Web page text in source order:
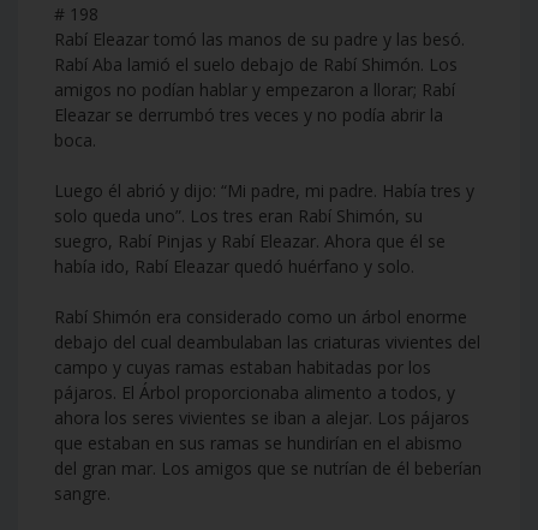
# 198
Rabí Eleazar tomó las manos de su padre y las besó.
Rabí Aba lamió el suelo debajo de Rabí Shimón. Los
amigos no podían hablar y empezaron a llorar; Rabí
Eleazar se derrumbó tres veces y no podía abrir la
boca.
Luego él abrió y dijo: “Mi padre, mi padre. Había tres y
solo queda uno”. Los tres eran Rabí Shimón, su
suegro, Rabí Pinjas y Rabí Eleazar. Ahora que él se
había ido, Rabí Eleazar quedó huérfano y solo.
Rabí Shimón era considerado como un árbol enorme
debajo del cual deambulaban las criaturas vivientes del
campo y cuyas ramas estaban habitadas por los
pájaros. El Árbol proporcionaba alimento a todos, y
ahora los seres vivientes se iban a alejar. Los pájaros
que estaban en sus ramas se hundirían en el abismo
del gran mar. Los amigos que se nutrían de él beberían
sangre.